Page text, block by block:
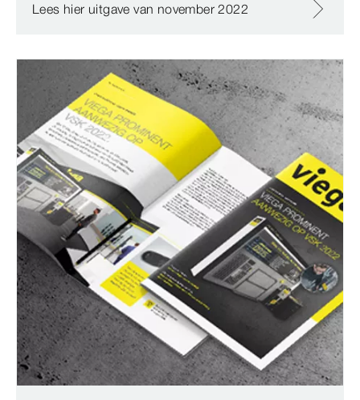
Lees hier uitgave van november 2022